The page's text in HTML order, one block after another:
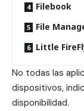
Filebook
File
Little
No todas las
dispositivos,
disponibilidad.